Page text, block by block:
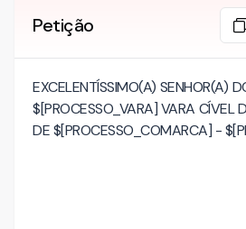
Petição
EXCELENTÍSSIMO(A) SENHOR(A)
$[PROCESSO_VARA] VARA CÍVEL
DE $[PROCESSO_COMARCA] -